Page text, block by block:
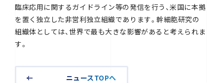
臨床応用に関するガイドライン等の発信を行う、米国に本拠
を置く独立した非営利独立組織であります。幹細胞研究の
組織体としては、世界で最も大きな影響があると考えられま
す。
ニュースTOPへ